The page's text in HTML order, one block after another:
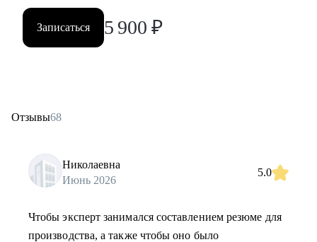
Записаться 5 900 ₽
Отзывы68
Николаевна
Июнь 2026
5.0
Чтобы эксперт занимался составлением резюме для
производства, а также чтобы оно было